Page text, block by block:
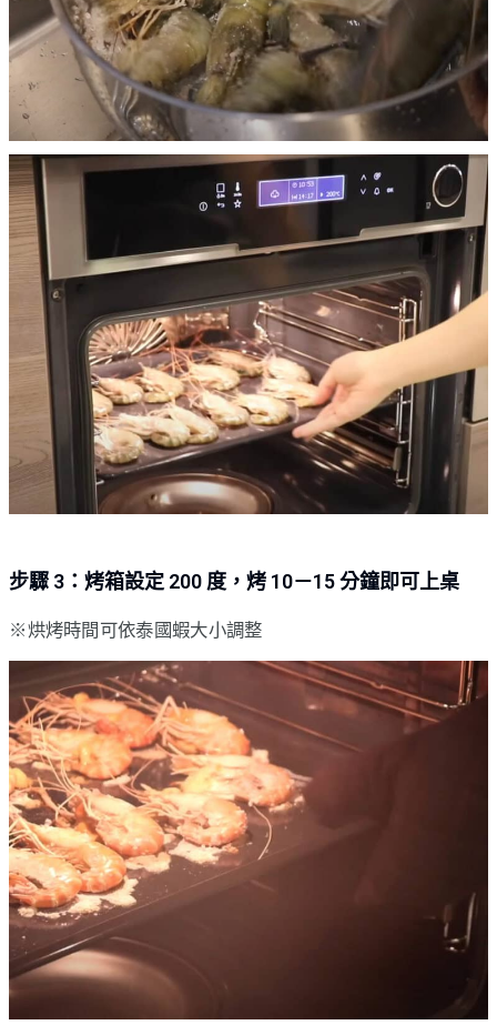
步驟 3：烤箱設定 200 度，烤 10－15 分鐘即可上桌
※烘烤時間可依泰國蝦大小調整